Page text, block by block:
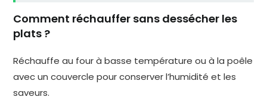
Comment réchauffer sans dessécher les
plats ?
Réchauffe au four à basse température ou à la poêle
avec un couvercle pour conserver l’humidité et les
saveurs.